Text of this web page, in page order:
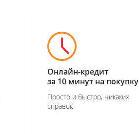
Онлайн-кредит
за 10 минут на покупку
Просто и быстро, никаких
справок